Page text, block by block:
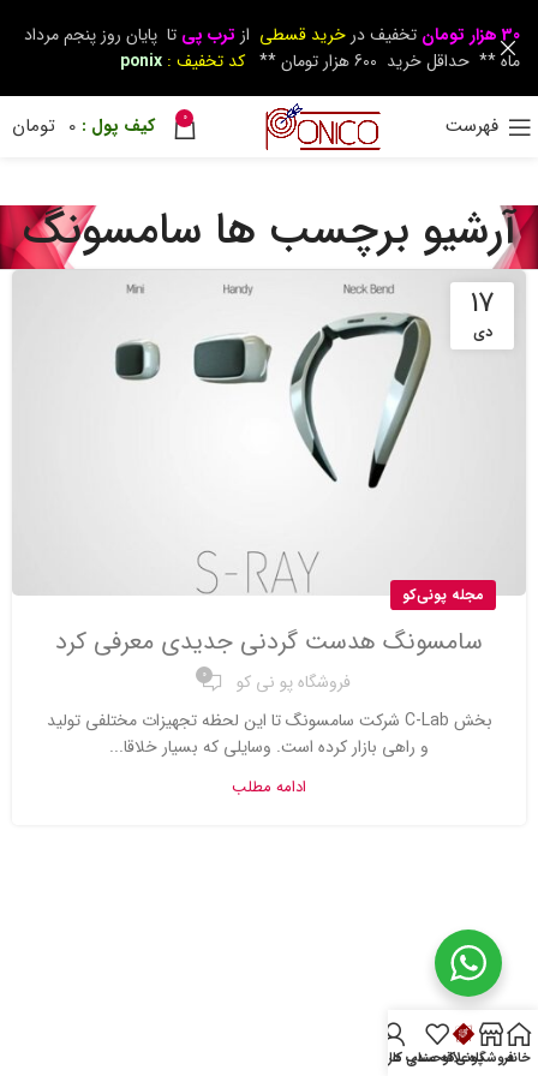
فهرست 0
0 تومان
آرشیو برچسب ها سامسونگ
17
دی
مجله پونی‌کو
سامسونگ هدست گردنی جدیدی معرفی کرد
فروشگاه پو نی کو 0
بخش C-Lab شرکت سامسونگ تا این لحظه تجهیزات مختلفی تولید
و راهی بازار کرده است. وسایلی که بسیار خلاقا...
ادامه مطلب
30 هزار تومان تخفیف در خرید قسطی از ترب پی تا پایان روز پنجم مرداد
ماه ** حداقل خرید 600 هزار تومان **
کد تخفیف : ponix
خانهفروشگاهپونی‌کو
علاقه مندی ها
حساب کاربری من